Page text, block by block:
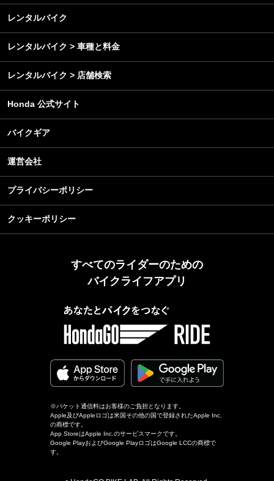
レンタルバイク
レンタルバイク > 車種と料金
レンタルバイク > 店舗検索
Honda 公式サイト
バイクギア
運営会社
プライバシーポリシー
クッキーポリシー
すべてのライダーのための
バイクライフアプリ
※パケット通信料はお客様のご負担となります。
Apple及びAppleロゴは米国その他の国で登録されたApple Inc.
の商標です。
App StoreはApple Inc.のサービスマークです。
Google PlayおよびGoogle PlayロゴはGoogle LCCの商標で
す。